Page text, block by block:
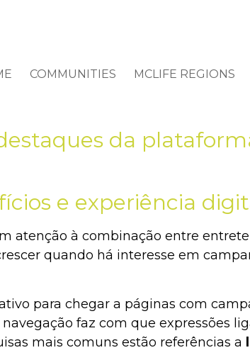
COMMUNITIES MCLIFE REGIONS
da
e experiência
atenção à combinação entre
quando há interesse em
para chegar a páginas com
faz com que expressões
mais comuns estão referências a